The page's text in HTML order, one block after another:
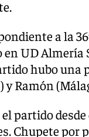
a la
en UD
hubo
y Ramón
el partido
Chupete por